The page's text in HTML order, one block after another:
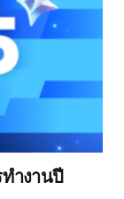
ทำงานปี